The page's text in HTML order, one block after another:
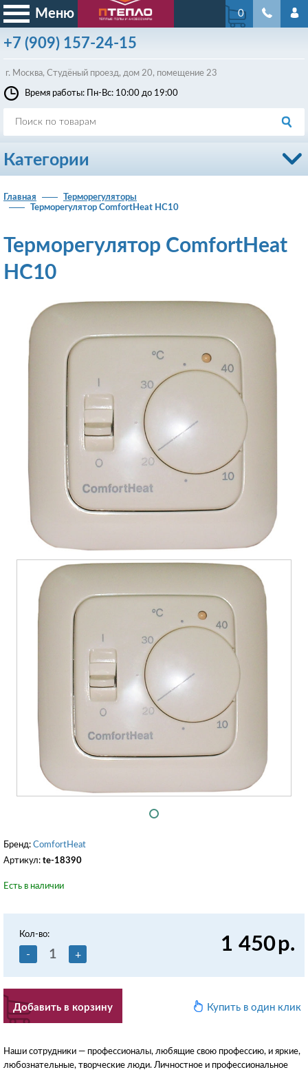
Меню
+7 (909) 157-24-15
г. Москва, Студёный проезд, дом 20, помещение 23
0
Время работы: Пн-Вс: 10:00 до 19:00
Категории
Главная
Терморегуляторы
Терморегулятор ComfortHeat HC10
Терморегулятор ComfortHeat
HC10
Бренд: ComfortHeat
Артикул: te-18390
Есть в наличии
Кол-во:
- +
Добавить в корзину
1 450р.
Купить в один клик
Наши сотрудники — профессионалы, любящие свою профессию, и яркие,
любознательные, творческие люди. Личностное и профессиональное